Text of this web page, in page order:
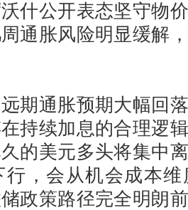
公开表态坚守物价
通胀风险明显缓解
通胀预期大幅回落
持续加息的合理逻
的美元多头将集中
，会从机会成本
政策路径完全明朗